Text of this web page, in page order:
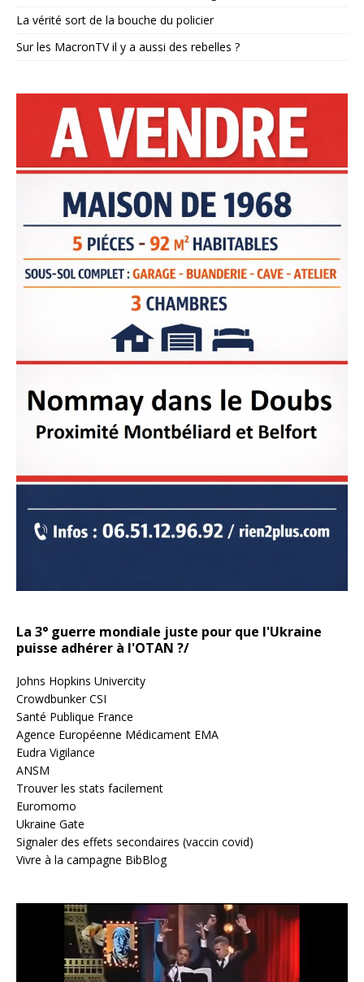
La vérité sort de la bouche du policier
Sur les MacronTV il y a aussi des rebelles ?
La 3° guerre mondiale juste pour que l'Ukraine
puisse adhérer à l'OTAN ?/
Johns Hopkins Univercity
Crowdbunker CSI
Santé Publique France
Agence Européenne Médicament EMA
Eudra Vigilance
ANSM
Trouver les stats facilement
Euromomo
Ukraine Gate
Signaler des effets secondaires (vaccin covid)
Vivre à la campagne BibBlog